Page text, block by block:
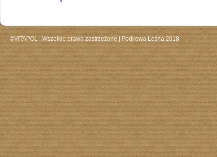
©VITAPOL | Wszelkie prawa zastrzeżone| Podkowa Leśna 2018